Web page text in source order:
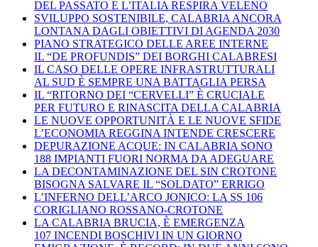
DEL PASSATO E L’ITALIA RESPIRA VELENO
SVILUPPO SOSTENIBILE, CALABRIA ANCORA
LONTANA DAGLI OBIETTIVI DI AGENDA 2030
PIANO STRATEGICO DELLE AREE INTERNE
IL “DE PROFUNDIS” DEI BORGHI CALABRESI
IL CASO DELLE OPERE INFRASTRUTTURALI
AL SUD È SEMPRE UNA BATTAGLIA PERSA
IL “RITORNO DEI “CERVELLI” È CRUCIALE
PER FUTURO E RINASCITA DELLA CALABRIA
LE NUOVE OPPORTUNITÀ E LE NUOVE SFIDE
L’ECONOMIA REGGINA INTENDE CRESCERE
DEPURAZIONE ACQUE: IN CALABRIA SONO
188 IMPIANTI FUORI NORMA DA ADEGUARE
LA DECONTAMINAZIONE DEL SIN CROTONE
BISOGNA SALVARE IL “SOLDATO” ERRIGO
L’INFERNO DELL’ARCO JONICO: LA SS 106
CORIGLIANO ROSSANO-CROTONE
LA CALABRIA BRUCIA, È EMERGENZA
107 INCENDI BOSCHIVI IN UN GIORNO